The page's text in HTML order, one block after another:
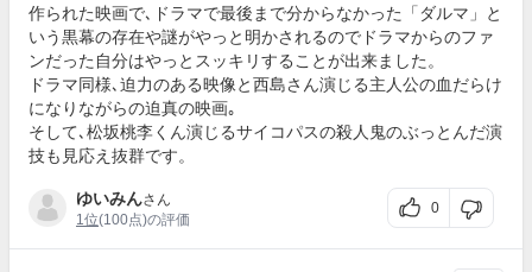
作られた映画で､ドラマで最後まで分からなかった「ダルマ」と
いう黒幕の存在や謎がやっと明かされるのでドラマからのファ
ンだった自分はやっとスッキリすることが出来ました。
ドラマ同様､迫力のある映像と西島さん演じる主人公の血だらけ
になりながらの迫真の映画｡
そして､松坂桃李くん演じるサイコパスの殺人鬼のぶっとんだ演
技も見応え抜群です。
ゆいみんさん
1位(100点)の評価
0